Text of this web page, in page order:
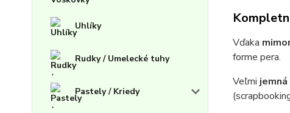
Uhlíky
Rudky / Umelecké tuhy
Pastely / Kriedy
Vďaka
forme pera.
Veľmi